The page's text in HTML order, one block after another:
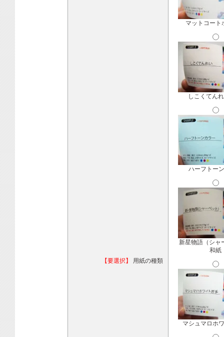
【要選択】 用紙の種類
マットコート
しこくてん
ハーフトー
新星物語（シャ
和紙
マシュマロホ